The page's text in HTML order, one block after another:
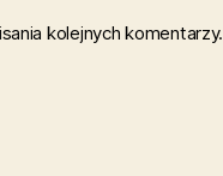
kolejnych komentarzy.